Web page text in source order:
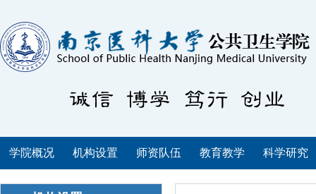
学院概况 机构设置 师资队伍 教育教学 科学研究